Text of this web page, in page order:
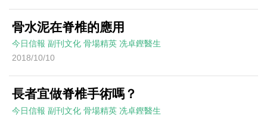
骨水泥在脊椎的應用
今日信報 副刊文化 骨場精英 冼卓鏗醫生
2018/10/10
長者宜做脊椎手術嗎？
今日信報 副刊文化 骨場精英 冼卓鏗醫生